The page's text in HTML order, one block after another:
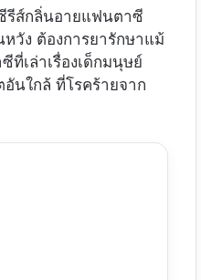
รีส์กลิ่นอายแฟนตาซี
วัง ต้องการยารักษาแม้
เล่าเรื่องเด็กมนุษย์
อันใกล้ ที่โรคร้ายจาก